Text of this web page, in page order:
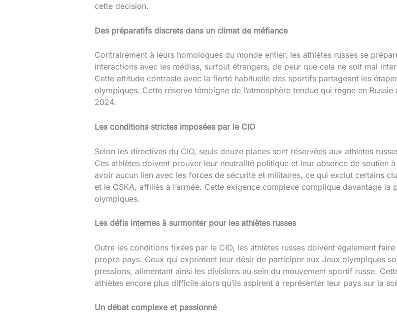
cette décision.
Des préparatifs discrets dans un climat de méfiance
Contrairement à leurs homologues du monde entier, les athlètes russes se
interactions avec les médias, surtout étrangers, de peur que cela ne soit mal
Cette attitude contraste avec la fierté habituelle des sportifs partageant les
olympiques. Cette réserve témoigne de l’atmosphère tendue qui règne en
2024.
Les conditions strictes imposées par le CIO
Selon les directives du CIO, seuls douze places sont réservées aux athlètes
Ces athlètes doivent prouver leur neutralité politique et leur absence de soutien
avoir aucun lien avec les forces de sécurité et militaires, ce qui exclut certains
et le CSKA, affiliés à l’armée. Cette exigence complexe complique davantage
olympiques.
Les défis internes à surmonter pour les athlètes russes
Outre les conditions fixées par le CIO, les athlètes russes doivent également
propre pays. Ceux qui expriment leur désir de participer aux Jeux olympiques
pressions, alimentant ainsi les divisions au sein du mouvement sportif russe.
athlètes encore plus difficile alors qu’ils aspirent à représenter leur pays sur la
Un débat complexe et passionné